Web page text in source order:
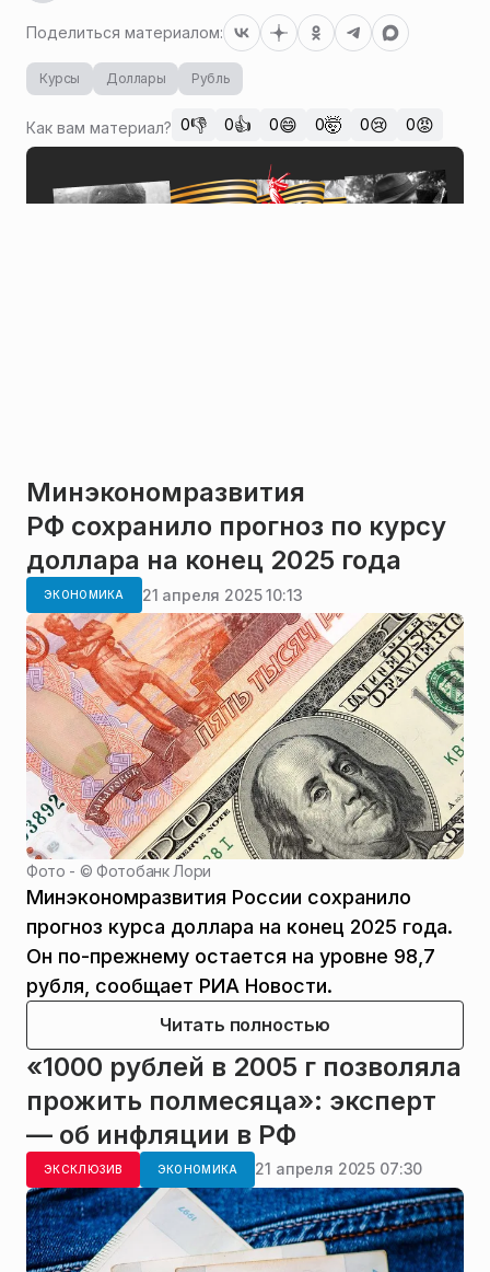
Поделиться материалом:
Курсы Доллары Рубль
Как вам материал? 0👎 0👍 0😄 0🤯 0😢 0😡
Минэкономразвития
РФ сохранило прогноз по курсу
доллара на конец 2025 года
ЭКОНОМИКА 21 апреля 2025 10:13
Фото - ©Фотобанк Лори
Минэкономразвития России сохранило
прогноз курса доллара на конец 2025 года.
Он по-прежнему остается на уровне 98,7
рубля, сообщает РИА Новости.
Читать полностью
«1000 рублей в 2005 г позволяла
прожить полмесяца»: эксперт
— об инфляции в РФ
ЭКСКЛЮЗИВ ЭКОНОМИКА 21 апреля 2025 07:30